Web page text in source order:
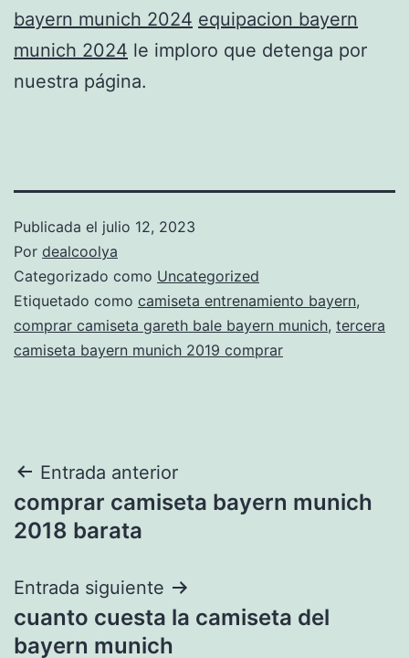
bayern munich 2024 equipacion bayern
munich 2024 le imploro que detenga por
nuestra página.
Publicada el julio 12, 2023
Por dealcoolya
Categorizado como Uncategorized
Etiquetado como camiseta entrenamiento bayern,
comprar camiseta gareth bale bayern munich, tercera
camiseta bayern munich 2019 comprar
Navegación
de
Entrada anterior
comprar camiseta bayern munich
2018 barata
Entrada siguiente
cuanto cuesta la camiseta del
bayern munich